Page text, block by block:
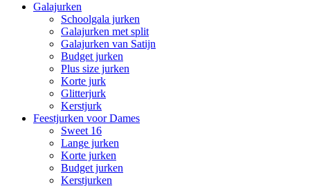
Galajurken
Schoolgala jurken
Galajurken met split
Galajurken van Satijn
Budget jurken
Plus size jurken
Korte jurk
Glitterjurk
Kerstjurk
Feestjurken voor Dames
Sweet 16
Lange jurken
Korte jurken
Budget jurken
Kerstjurken